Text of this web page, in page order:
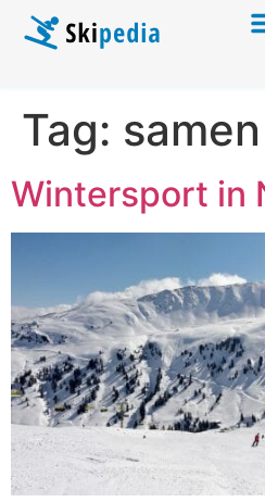
Tag: samen
Wintersport in